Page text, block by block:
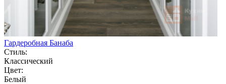
Гардеробная Банаба
Стиль:
Классический
Цвет:
Белый